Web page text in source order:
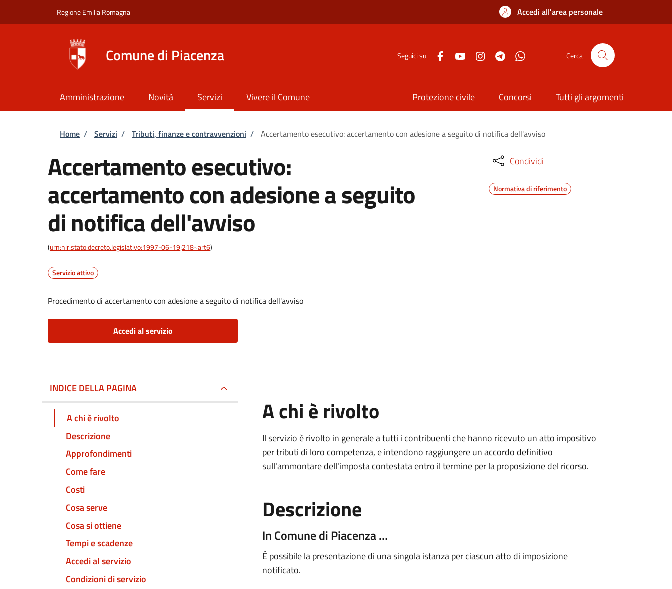
Regione Emilia Romagna Accedi all'area personale
Comune di Piacenza Seguici su Cerca
Amministrazione Novità Servizi Vivere il Comune Protezione civile Concorsi Tutti gli argomenti
Briciole di pane
Home / Servizi / Tributi, finanze e contravvenzioni / Accertamento esecutivo: accertamento con adesione a seguito di notifica dell'avviso
Accertamento esecutivo:
accertamento con adesione a seguito
di notifica dell'avviso
(urn:nir:stato:decreto.legislativo:1997-06-19;218~art6)
Servizio attivo
Procedimento di accertamento con adesione a seguito di notifica dell'avviso
Accedi al servizio
Condividi
Normativa di riferimento
INDICE DELLA PAGINA
A chi è rivolto
Descrizione
Approfondimenti
Come fare
Costi
Cosa serve
Cosa si ottiene
Tempi e scadenze
Accedi al servizio
Condizioni di servizio
A chi è rivolto
Il servizio è rivolto in generale a tutti i contribuenti che hanno ricevuto un atto impositivo
per tributi di loro competenza, e intendono raggiungere un accordo definitivo
sull'ammontare dell'imposta contestata entro il termine per la proposizione del ricorso.
Descrizione
In Comune di Piacenza …
Épossibile la presentazione di una singola istanza per ciascun atto di imposizione
notificato.